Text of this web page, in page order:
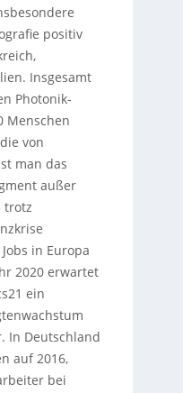
positiv
Insgesamt
Photonik-
Menschen
von
man das
außer
trotz
in Europa
2020 erwartet
ein
In Deutschland
auf 2016,
bei